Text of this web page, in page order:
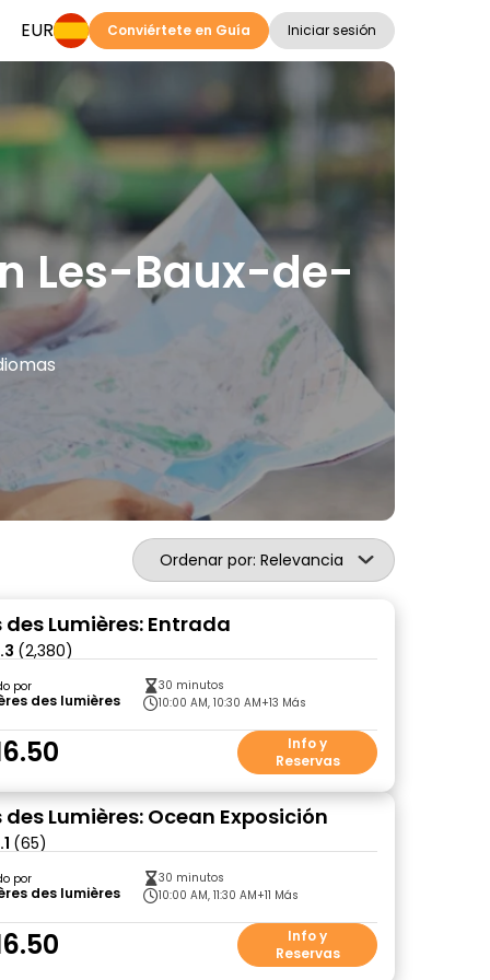
EUR Conviértete en Guía Iniciar sesión
Les-Baux-de-
Ordenar por: Relevancia
Lumières: Entrada
(2,380)
por
des lumières
30 minutos
10:00 AM, 10:30 AM+13 Más
Info y
Reservas
Lumières: Ocean Exposición
(65)
por
des lumières
30 minutos
10:00 AM, 11:30 AM+11 Más
Info y
Reservas